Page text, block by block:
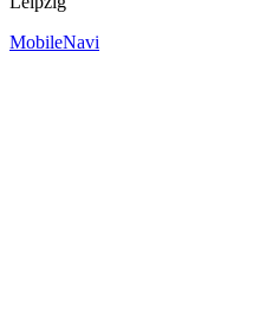
MobileNavi